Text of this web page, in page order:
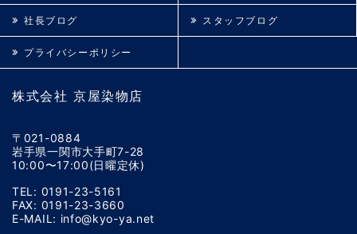
株式会社 京屋染物店
〒021-0884
岩手県一関市大手町7-28
10:00〜17:00(日曜定休)
TEL: 0191-23-5161
FAX: 0191-23-3660
E-MAIL: info@kyo-ya.net
社長ブログ スタッフブログ
プライバシーポリシー